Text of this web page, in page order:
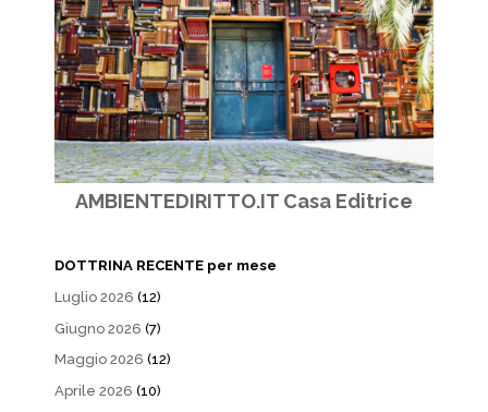
AMBIENTEDIRITTO.IT Casa Editrice
DOTTRINA RECENTE per mese
Luglio 2026 (12)
Giugno 2026 (7)
Maggio 2026 (12)
Aprile 2026 (10)